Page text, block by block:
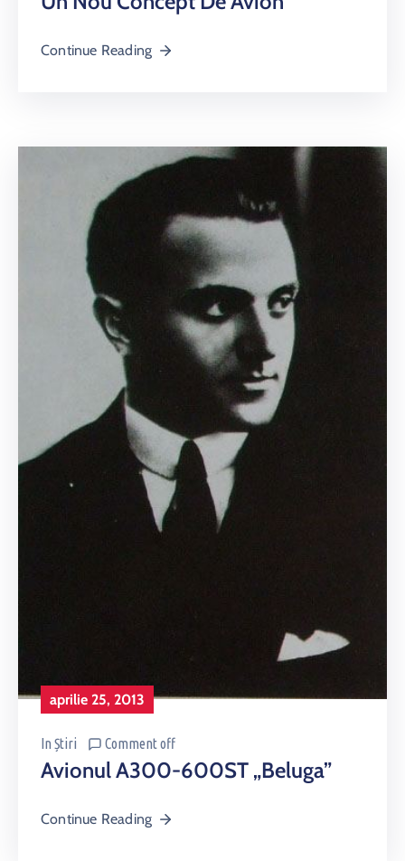
Continue Reading
aprilie 25, 2013
In Știri Comment off
Avionul A300-600ST „Beluga”
Continue Reading